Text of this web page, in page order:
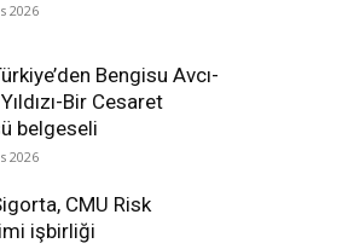
2026
Bengisu Avcı-
Bir Cesaret
belgeseli
2026
CMU Risk
işbirliği